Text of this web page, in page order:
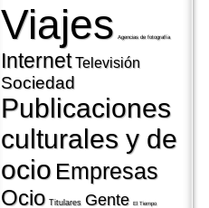
Viajes Agencias de fotografí­a
Internet Televisión
Sociedad
Publicaciones
culturales y de
ocio Empresas
Ocio Titulares Gente El Tiempo